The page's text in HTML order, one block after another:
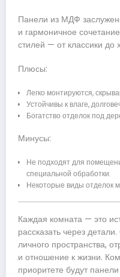
Панели из МДФ
и гармоничное
стилей — от классики до
Плюсы:
Легко монтируются,
Устойчивы к влаге,
Богатство отделок под
Минусы:
Не подходят для
специальной обработки.
Некоторые виды отделок
Каждая комната — это
рассказать через
личного пространства,
и отношение к жизни.
приоритете будут